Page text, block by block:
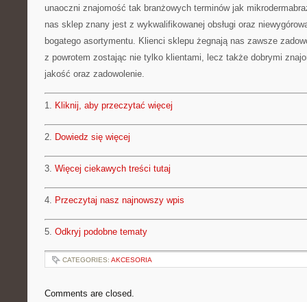
unaoczni znajomość tak branżowych terminów jak
nas sklep znany jest z wykwalifikowanej obsługi oraz
bogatego asortymentu. Klienci sklepu żegnają nas zawsze
z powrotem zostając nie tylko klientami, lecz także dobrymi
jakość oraz zadowolenie.
1. Kliknij, aby przeczytać więcej
2. Dowiedz się więcej
3. Więcej ciekawych treści tutaj
4. Przeczytaj nasz najnowszy wpis
5. Odkryj podobne tematy
CATEGORIES: AKCESORIA
Comments are closed.